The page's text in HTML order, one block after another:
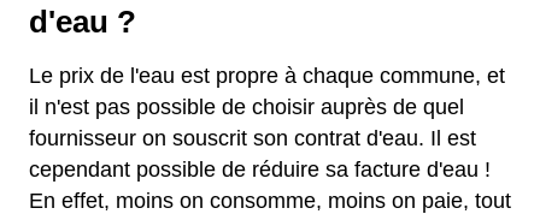
d'eau ?
Le prix de l'eau est propre à chaque commune, et
il n'est pas possible de choisir auprès de quel
fournisseur on souscrit son contrat d'eau. Il est
cependant possible de réduire sa facture d'eau !
En effet, moins on consomme, moins on paie, tout